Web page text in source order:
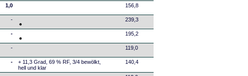
1,0 156,8
- 239,3
- 195,2
- 119,0
-
+ 11,3 Grad, 69 % RF, 3/4 bewölkt,
hell und klar
140,4